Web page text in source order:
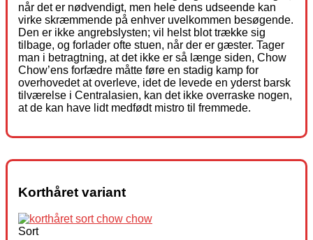
når det er nødvendigt, men hele dens udseende kan
virke skræmmende på enhver uvelkommen besøgende.
Den er ikke angrebslysten; vil helst blot trække sig
tilbage, og forlader ofte stuen, når der er gæster. Tager
man i betragtning, at det ikke er så længe siden, Chow
Chow’ens forfædre måtte føre en stadig kamp for
overhovedet at overleve, idet de levede en yderst barsk
tilværelse i Centralasien, kan det ikke overraske nogen,
at de kan have lidt medfødt mistro til fremmede.
Korthåret variant
Sort